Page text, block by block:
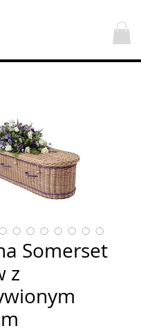
Somerset
z